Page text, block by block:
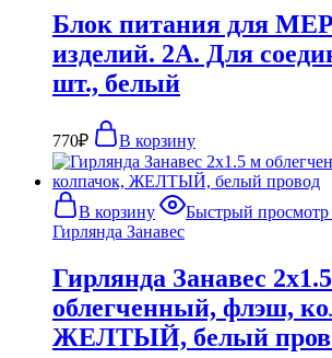
Блок питания для
изделий. 2А. Для
шт., белый
770₽ В корзину
В корзину Быстрый просмотр
Гирлянда Занавес
Гирлянда Занавес
облегченный, флэш,
ЖЕЛТЫЙ, белый